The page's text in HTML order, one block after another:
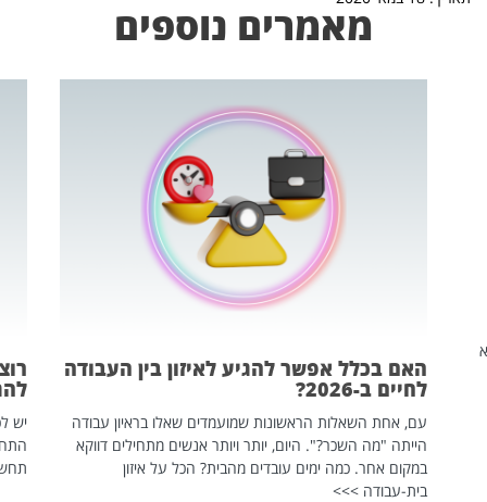
מאמרים נוספים
האם בכלל אפשר להגיע לאיזון בין העבודה
לחיים ב-2026?
עם, אחת השאלות הראשונות שמועמדים שאלו בראיון עבודה
הייתה "מה השכר?". היום, יותר ויותר אנשים מתחילים דווקא
במקום אחר. כמה ימים עובדים מהבית? הכל על איזון
בית-עבודה >>>
יש